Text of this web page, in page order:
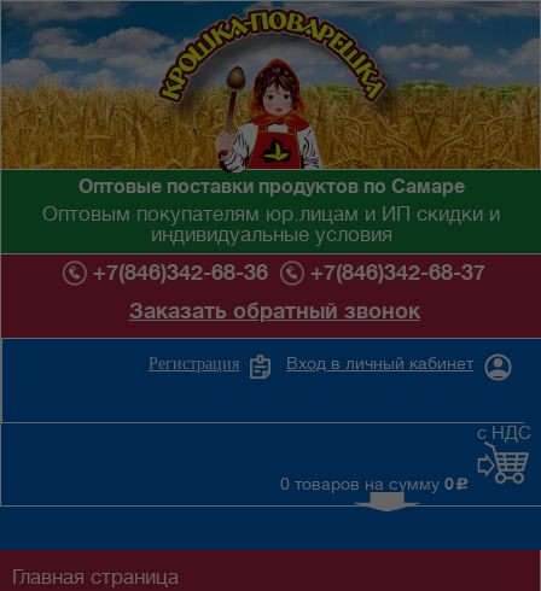
Оптовые поставки продуктов по Самаре
Оптовым покупателям юр.лицам и ИП скидки и
индивидуальные условия
+7(846)342-68-36
+7(846)342-68-37
Заказать обратный звонок
Вход в личный кабинет
Регистрация
0 товаров на сумму 0 c
с НДС
Главная страница